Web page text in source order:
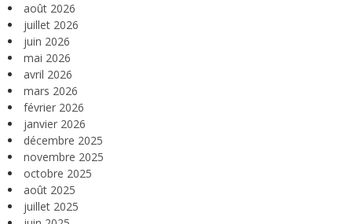
août 2026
juillet 2026
juin 2026
mai 2026
avril 2026
mars 2026
février 2026
janvier 2026
décembre 2025
novembre 2025
octobre 2025
août 2025
juillet 2025